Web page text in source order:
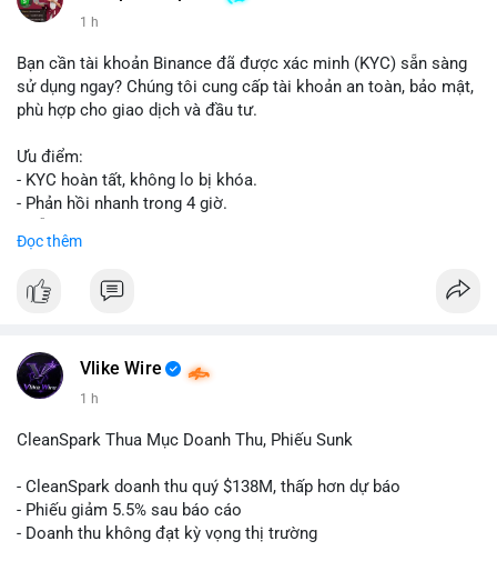
1 h
Bạn cần tài khoản Binance đã được xác minh (KYC) sẵn sàng
sử dụng ngay? Chúng tôi cung cấp tài khoản an toàn, bảo mật,
phù hợp cho giao dịch và đầu tư.
Ưu điểm:
- KYC hoàn tất, không lo bị khóa.
- Phản hồi nhanh trong 4 giờ.
📞 WhatsApp: +1 660 215-8938
Đọc thêm
Vlike Wire
1 h
CleanSpark Thua Mục Doanh Thu, Phiếu Sunk
- CleanSpark doanh thu quý $138M, thấp hơn dự báo
- Phiếu giảm 5.5% sau báo cáo
- Doanh thu không đạt kỳ vọng thị trường